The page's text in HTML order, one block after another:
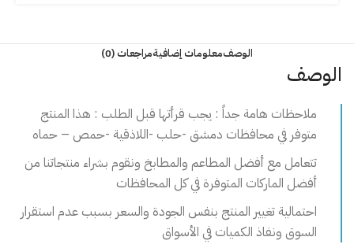
الوصفمعلومات إضافيةمراجعات (0)
الوصف
ملاحظات هامة جداً : يجب قرأتها قبل الطلب : هذا المنتج
متوفر في محافظات دمشق -حلب -اللاذقية -حمص – حماه
تتعامل مع أفضل المطاعم والمطابخ ونقوم بشراء منتجاتنا من
أفضل الماركات المتوفرة في كل المحافظات
احتمالية تغيير المنتج بنفس الجودة والسعر بسبب عدم استقرار
السوق ونفاذ الكميات في الأسواق